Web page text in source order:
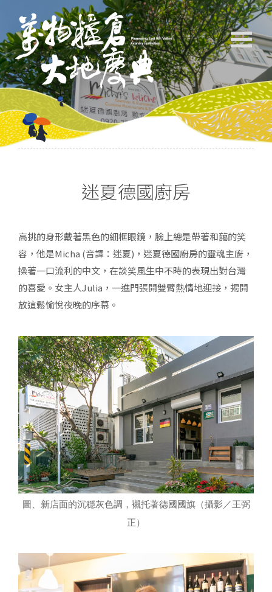
迷夏德國廚房
高挑的身形戴著黑色的細框眼鏡，臉上總是帶著和藹的笑
容，他是Micha (音譯：迷夏)，迷夏德國廚房的靈魂主廚，
操著一口流利的中文，在談笑風生中不時的表現出對台灣
的喜愛。女主人Julia，一進門張開雙臂熱情地迎接，揭開
放這鬆愉悅夜晚的序幕。
圖、新店面的沉穩灰色調，襯托著德國國旗（攝影／王弼
正）